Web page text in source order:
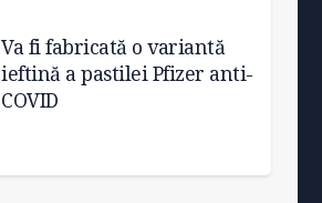
Va fi fabricată o variantă
ieftină a pastilei Pfizer anti-
COVID
Noi